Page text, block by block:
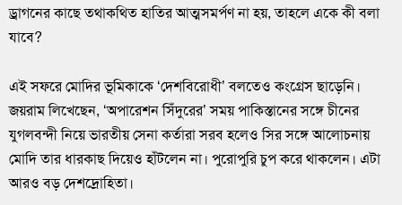
ড্রাগনের কাছে তথাকথিত হাতির আত্মসমর্পণ না হয়, তাহলে একে কী বলা
যাবে?
এই সফরে মোদির ভূমিকাকে ‘দেশবিরোধী’ বলতেও কংগ্রেস ছাড়েনি।
জয়রাম লিখেছেন, ‘অপারেশন সিঁদুরের’ সময় পাকিস্তানের সঙ্গে চীনের
যুগলবন্দী নিয়ে ভারতীয় সেনা কর্তারা সরব হলেও সির সঙ্গে আলোচনায়
মোদি তার ধারকাছ দিয়েও হাঁটলেন না। পুরোপুরি চুপ করে থাকলেন। এটা
আরও বড় দেশদ্রোহিতা।